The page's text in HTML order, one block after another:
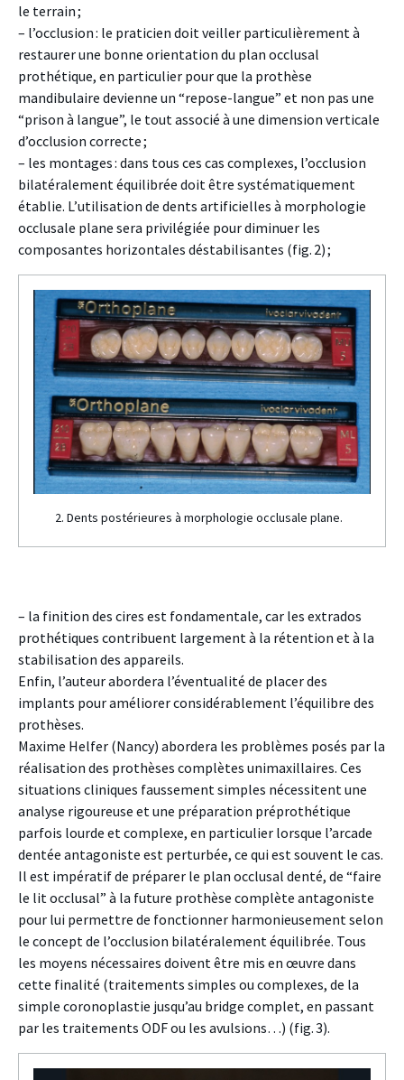
le terrain ;
– l’occlusion : le praticien doit veiller particulièrement à
restaurer une bonne orientation du plan occlusal
prothétique, en particulier pour que la prothèse
mandibulaire devienne un “repose-langue” et non pas une
“prison à langue”, le tout associé à une dimension verticale
d’occlusion correcte ;
– les montages : dans tous ces cas complexes, l’occlusion
bilatéralement équilibrée doit être systématiquement
établie. L’utilisation de dents artificielles à morphologie
occlusale plane sera privilégiée pour diminuer les
composantes horizontales déstabilisantes (fig. 2) ;
2. Dents postérieures à morphologie occlusale plane.
– la finition des cires est fondamentale, car les extrados
prothétiques contribuent largement à la rétention et à la
stabilisation des appareils.
Enfin, l’auteur abordera l’éventualité de placer des
implants pour améliorer considérablement l’équilibre des
prothèses.
Maxime Helfer (Nancy) abordera les problèmes posés par la
réalisation des prothèses complètes unimaxillaires. Ces
situations cliniques faussement simples nécessitent une
analyse rigoureuse et une préparation préprothétique
parfois lourde et complexe, en particulier lorsque l’arcade
dentée antagoniste est perturbée, ce qui est souvent le cas.
Il est impératif de préparer le plan occlusal denté, de “faire
le lit occlusal” à la future prothèse complète antagoniste
pour lui permettre de fonctionner harmonieusement selon
le concept de l’occlusion bilatéralement équilibrée. Tous
les moyens nécessaires doivent être mis en œuvre dans
cette finalité (traitements simples ou complexes, de la
simple coronoplastie jusqu’au bridge complet, en passant
par les traitements ODF ou les avulsions…) (fig. 3).